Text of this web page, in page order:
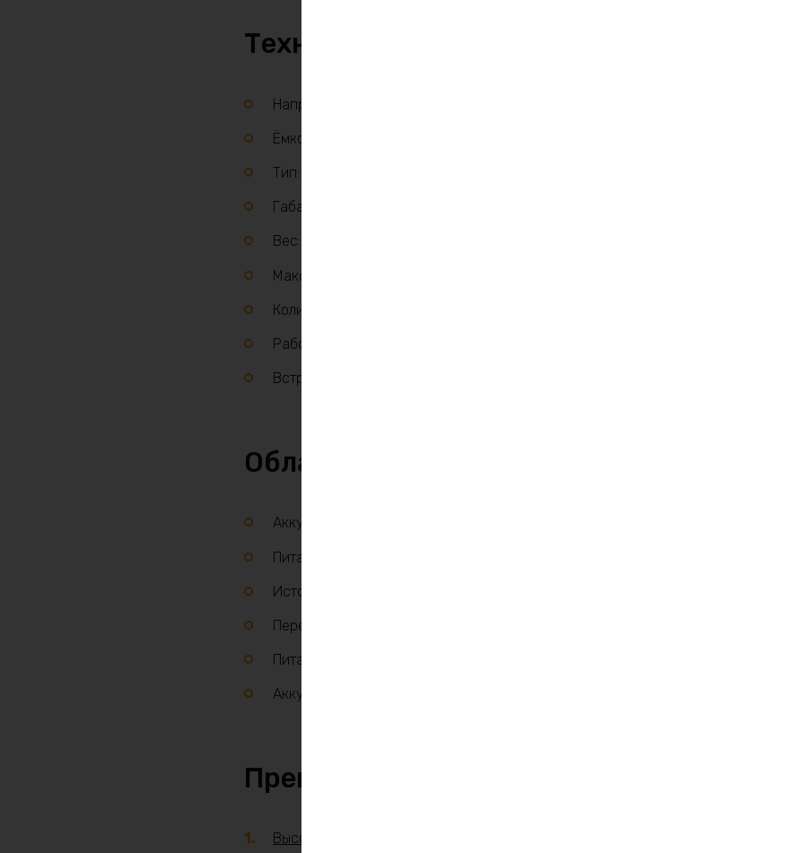
Технические характеристики
Напряжение: 12 В
Ёмкость: 45 Ач
Тип: LiFePO4
Габариты: 290×190×100 мм
Вес: 5 кг
Максимальный ток разряда: до 60 А
Количество циклов: более 2500
Рабочая температура: от -20 до +50 °C
Встроенная плата BMS: защита и управление аккумулятором
Области применения
Аккумулятор для эхолотов и картплоттеров (Lowrance, Garmin, Raymarine и
Питание лодочных насосов
Источник энергии для кемпинга и туризма
Переносные электропитания для различных устройств
Питание систем видеонаблюдения
Аккумулятор для охранных сигнализаций
Преимущества BatteryCraft LiFePO4
Высокая безопасность
. Литий-железо-фосфатные элементы не горят и не